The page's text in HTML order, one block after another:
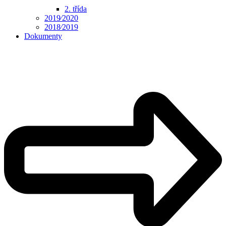
2. třída
2019⁄2020
2018⁄2019
Dokumenty